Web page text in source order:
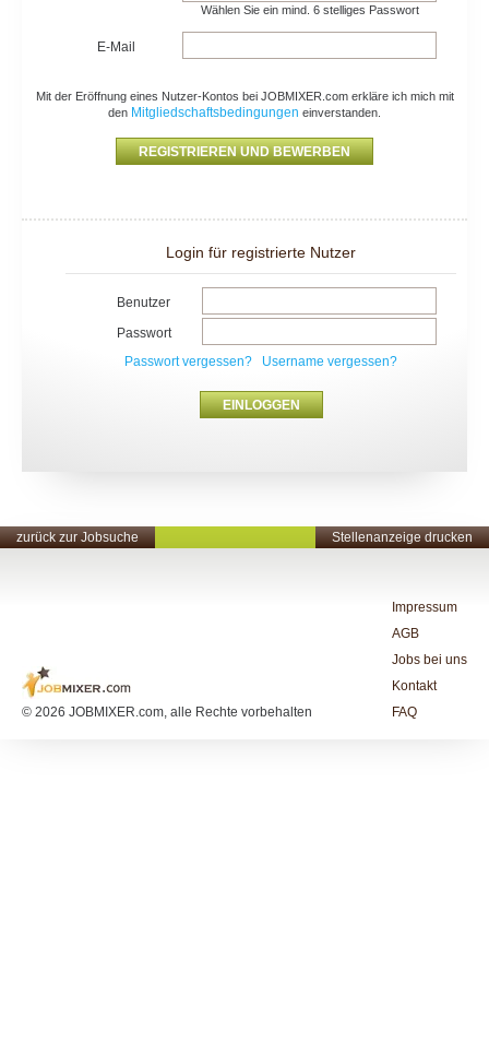
Wählen Sie ein mind. 6 stelliges Passwort
E-Mail
Mit der Eröffnung eines Nutzer-Kontos bei JOBMIXER.com erkläre ich mich mit
den Mitgliedschaftsbedingungen einverstanden.
Login für registrierte Nutzer
Benutzer
Passwort
Passwort vergessen?
Username vergessen?
zurück zur Jobsuche Stellenanzeige drucken
© 2026 JOBMIXER.com, alle Rechte vorbehalten
Impressum
AGB
Jobs bei uns
Kontakt
FAQ